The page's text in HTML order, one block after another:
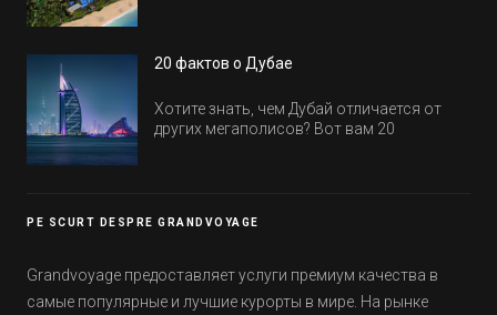
обычно на первые заезды дают промо-
20 фактов о Дубае
Хотите знать, чем Дубай отличается от
других мегаполисов? Вот вам 20
PE SCURT DESPRE GRANDVOYAGE
Grandvoyage предоставляет услуги премиум качества в
самые популярные и лучшие курорты в мире. На рынке